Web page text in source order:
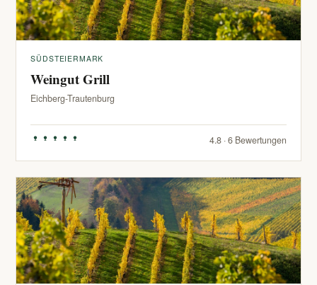
SÜDSTEIERMARK
Weingut Grill
Eichberg-Trautenburg
4.8 · 6 Bewertungen